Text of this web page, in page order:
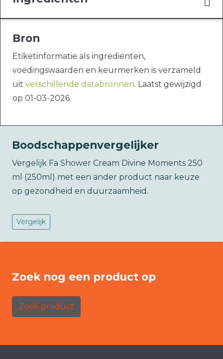
Bron
Etiketinformatie als ingrediënten,
voedingswaarden en keurmerken is verzameld
uit verschillende databronnen. Laatst gewijzigd
op 01-03-2026.
Boodschappenvergelijker
Vergelijk Fa Shower Cream Divine Moments 250
ml (250ml) met een ander product naar keuze
op gezondheid en duurzaamheid.
Vergelijk
Zoek nog een product op
Zoek product